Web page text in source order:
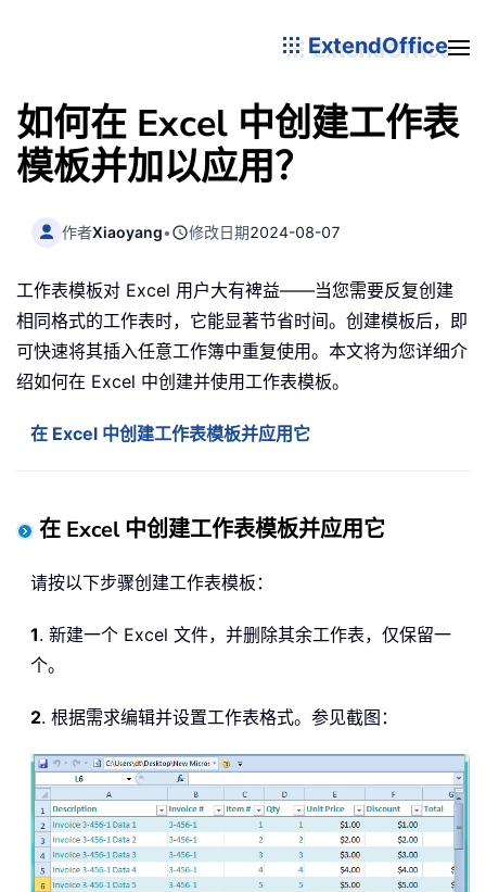
ExtendOffice
如何在 Excel 中创建工作表
模板并加以应用？
作者Xiaoyang• 修改日期2024-08-07
工作表模板对 Excel 用户大有裨益——当您需要反复创建
相同格式的工作表时，它能显著节省时间。创建模板后，即
可快速将其插入任意工作簿中重复使用。本文将为您详细介
绍如何在 Excel 中创建并使用工作表模板。
在 Excel 中创建工作表模板并应用它
在 Excel 中创建工作表模板并应用它
请按以下步骤创建工作表模板：
1. 新建一个 Excel 文件，并删除其余工作表，仅保留一
个。
2. 根据需求编辑并设置工作表格式。参见截图：